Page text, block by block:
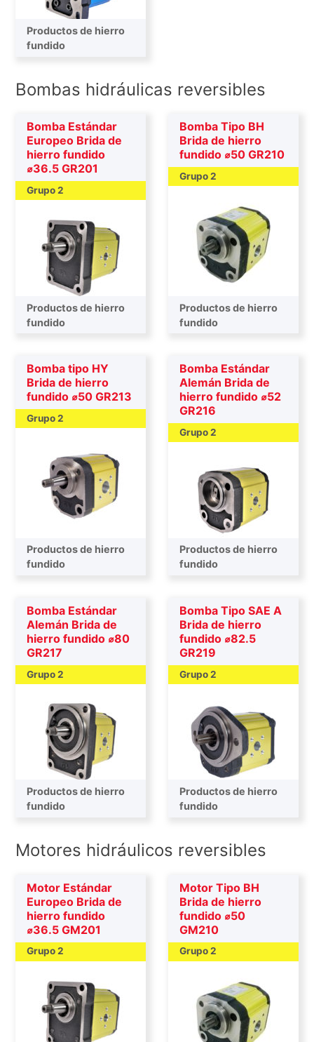
Productos de hierro
fundido
Bombas hidráulicas reversibles
Bomba Estándar
Europeo Brida de
hierro fundido
⌀36.5 GR201
Grupo 2
Productos de hierro
fundido
Bomba Tipo BH
Brida de hierro
fundido ⌀50 GR210
Grupo 2
Productos de hierro
fundido
Bomba tipo HY
Brida de hierro
fundido ⌀50 GR213
Grupo 2
Productos de hierro
fundido
Bomba Estándar
Alemán Brida de
hierro fundido ⌀52
GR216
Grupo 2
Productos de hierro
fundido
Bomba Estándar
Alemán Brida de
hierro fundido ⌀80
GR217
Grupo 2
Productos de hierro
fundido
Bomba Tipo SAE A
Brida de hierro
fundido ⌀82.5
GR219
Grupo 2
Productos de hierro
fundido
Motores hidráulicos reversibles
Motor Estándar
Europeo Brida de
hierro fundido
⌀36.5 GM201
Grupo 2
Motor Tipo BH
Brida de hierro
fundido ⌀50
GM210
Grupo 2